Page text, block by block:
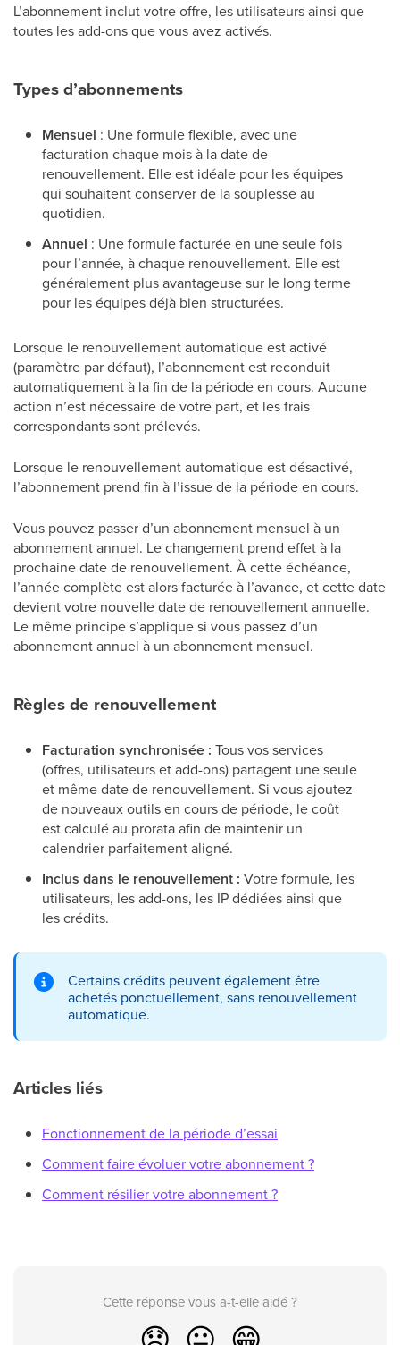
L’abonnement inclut votre offre, les utilisateurs ainsi que
toutes les add-ons que vous avez activés.
Types d’abonnements
Mensuel : Une formule flexible, avec une
facturation chaque mois à la date de
renouvellement. Elle est idéale pour les équipes
qui souhaitent conserver de la souplesse au
quotidien.
Annuel : Une formule facturée en une seule fois
pour l’année, à chaque renouvellement. Elle est
généralement plus avantageuse sur le long terme
pour les équipes déjà bien structurées.
Lorsque le renouvellement automatique est activé
(paramètre par défaut), l’abonnement est reconduit
automatiquement à la fin de la période en cours. Aucune
action n’est nécessaire de votre part, et les frais
correspondants sont prélevés.
Lorsque le renouvellement automatique est désactivé,
l’abonnement prend fin à l’issue de la période en cours.
Vous pouvez passer d’un abonnement mensuel à un
abonnement annuel. Le changement prend effet à la
prochaine date de renouvellement. À cette échéance,
l’année complète est alors facturée à l’avance, et cette date
devient votre nouvelle date de renouvellement annuelle.
Le même principe s’applique si vous passez d’un
abonnement annuel à un abonnement mensuel.
Règles de renouvellement
Facturation synchronisée : Tous vos services
(offres, utilisateurs et add-ons) partagent une seule
et même date de renouvellement. Si vous ajoutez
de nouveaux outils en cours de période, le coût
est calculé au prorata afin de maintenir un
calendrier parfaitement aligné.
Inclus dans le renouvellement : Votre formule, les
utilisateurs, les add-ons, les IP dédiées ainsi que
les crédits.
Certains crédits peuvent également être
achetés ponctuellement, sans renouvellement
automatique.
Articles liés
Fonctionnement de la période d’essai
Comment faire évoluer votre abonnement ?
Comment résilier votre abonnement ?
Cette réponse vous a-t-elle aidé ?